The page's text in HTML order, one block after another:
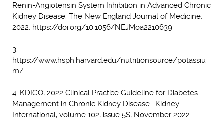
Renin-Angiotensin System Inhibition in Advanced Chronic
Kidney Disease. The New England Journal of Medicine,
2022, https://doi.org/10.1056/NEJMoa2210639
3.
https://www.hsph.harvard.edu/nutritionsource/potassiu
m/
4. KDIGO, 2022 Clinical Practice Guideline for Diabetes
Management in Chronic Kidney Disease. Kidney
International, volume 102, issue 5S, November 2022